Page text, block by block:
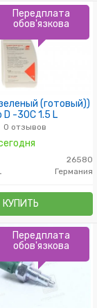
(готовый))
D -30C 1.5 L
0 отзывов
26580
Германия
КУПИТЬ
Передплата
обов'язкова
Передплата
обов'язкова